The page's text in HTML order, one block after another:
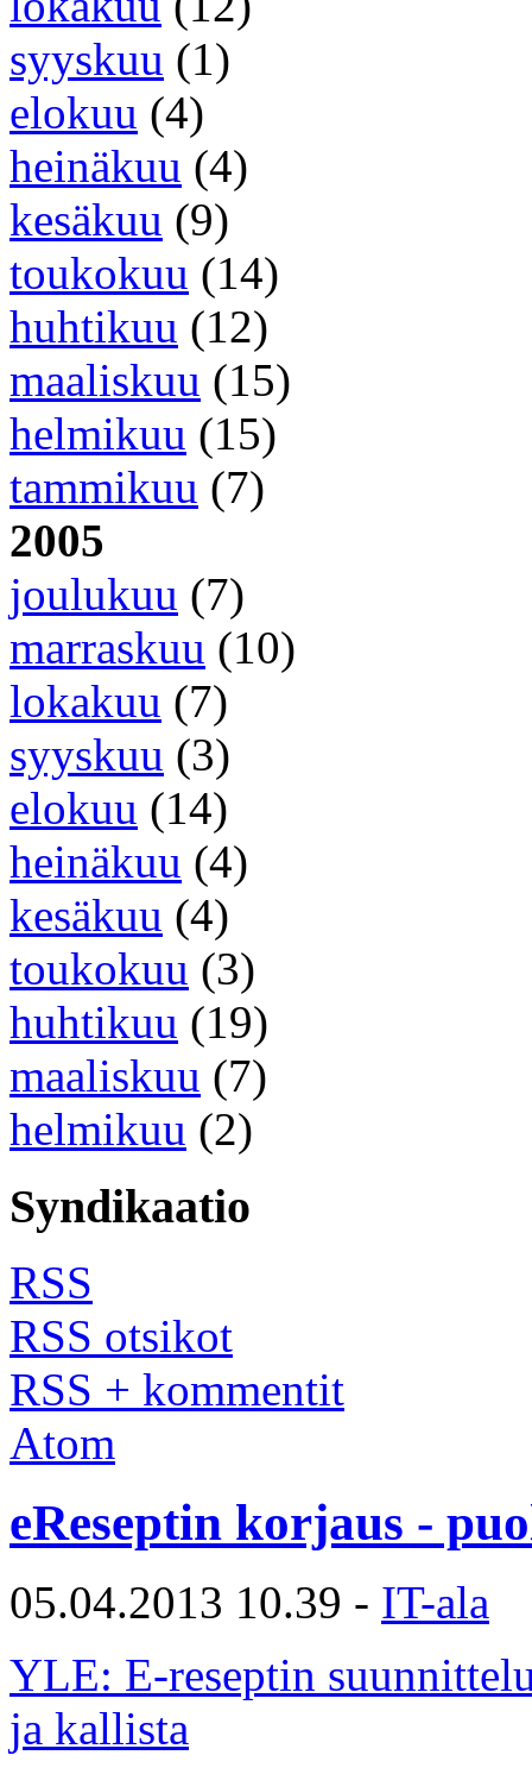
syyskuu (1)
elokuu (4)
heinäkuu (4)
kesäkuu (9)
toukokuu (14)
huhtikuu (12)
maaliskuu (15)
helmikuu (15)
tammikuu (7)
2005
joulukuu (7)
marraskuu (10)
lokakuu (7)
syyskuu (3)
elokuu (14)
heinäkuu (4)
kesäkuu (4)
toukokuu (3)
huhtikuu (19)
maaliskuu (7)
helmikuu (2)
Syndikaatio
RSS
RSS otsikot
RSS + kommentit
Atom
eReseptin korjaus -
05.04.2013 10.39 - IT-ala
YLE: E-reseptin
ja kallista